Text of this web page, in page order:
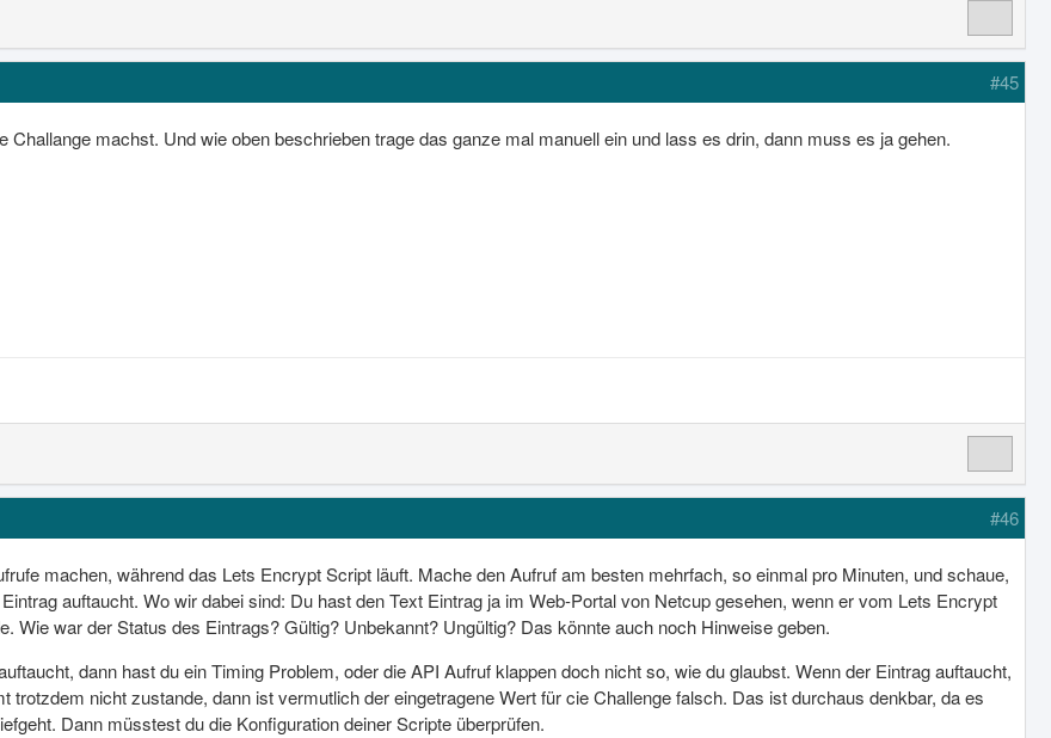
#45
Challange machst. Und wie oben beschrieben trage das ganze mal manuell ein und lass es drin, dann muss es ja gehen.
#46
machen, während das Lets Encrypt Script läuft. Mache den Aufruf am besten mehrfach, so einmal pro Minuten, und schaue,
auftaucht. Wo wir dabei sind: Du hast den Text Eintrag ja im Web-Portal von Netcup gesehen, wenn er vom Lets Encrypt
Wie war der Status des Eintrags? Gültig? Unbekannt? Ungültig? Das könnte auch noch Hinweise geben.
dann hast du ein Timing Problem, oder die API Aufruf klappen doch nicht so, wie du glaubst. Wenn der Eintrag auftaucht,
trotzdem nicht zustande, dann ist vermutlich der eingetragene Wert für cie Challenge falsch. Das ist durchaus denkbar, da es
Dann müsstest du die Konfiguration deiner Scripte überprüfen.